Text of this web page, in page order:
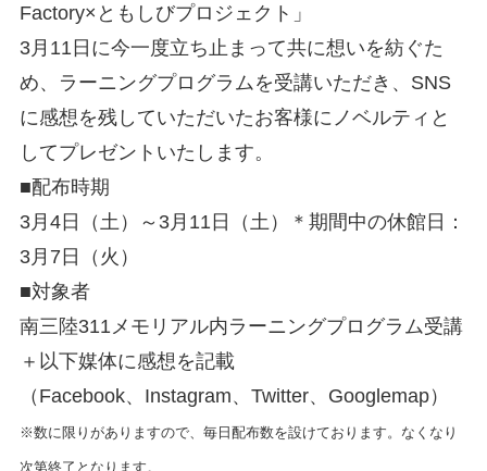
Factory×ともしびプロジェクト」
3月11日に今一度立ち止まって共に想いを紡ぐた
め、ラーニングプログラムを受講いただき、SNS
に感想を残していただいたお客様にノベルティと
してプレゼントいたします。
■配布時期
3月4日（土）～3月11日（土）＊期間中の休館日：
3月7日（火）
■対象者
南三陸311メモリアル内ラーニングプログラム受講
＋以下媒体に感想を記載
（Facebook、Instagram、Twitter、Googlemap）
※数に限りがありますので、毎日配布数を設けております。なくなり
次第終了となります。